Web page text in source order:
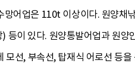
어업은 110t 이상이다. 원양채
등이 있다. 원양통발어업과 원
선, 부속선, 탑재식 어로선 등을